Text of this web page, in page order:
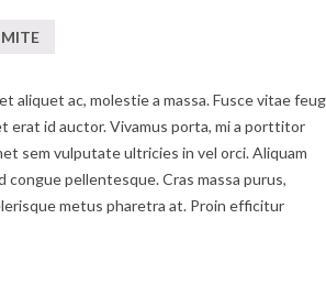
aliquet ac, molestie a massa. Fusce vitae
erat id auctor. Vivamus porta, mi a porttitor
sem vulputate ultricies in vel orci. Aliquam
pellentesque. Cras massa purus,
metus pharetra at. Proin efficitur